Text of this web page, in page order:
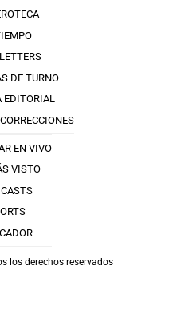
DE TURNO
EDITORIAL
EN VIVO
VISTO
los derechos reservados